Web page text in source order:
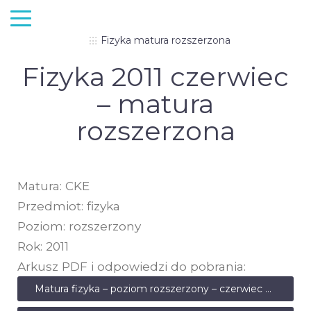
Fizyka matura rozszerzona
Fizyka 2011 czerwiec
– matura
rozszerzona
Matura: CKE
Przedmiot: fizyka
Poziom: rozszerzony
Rok: 2011
Arkusz PDF i odpowiedzi do pobrania:
Matura fizyka – poziom rozszerzony – czerwiec 2011